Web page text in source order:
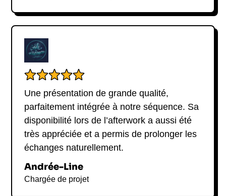
Une présentation de grande qualité,
parfaitement intégrée à notre séquence. Sa
disponibilité lors de l’afterwork a aussi été
très appréciée et a permis de prolonger les
échanges naturellement.
Andrée-Line
Chargée de projet